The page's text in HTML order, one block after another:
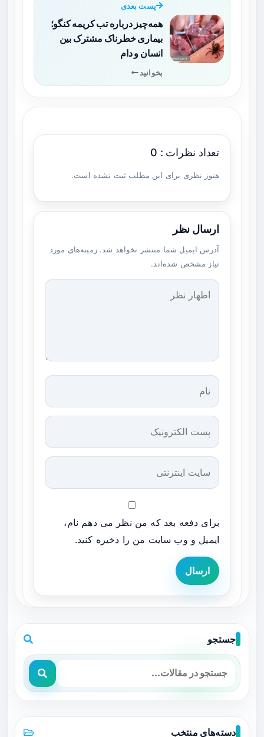
پست بعدی
همه‌چیز درباره تب کریمه کنگو؛
بیماری خطرناک مشترک بین
انسان و دام
بخوانید
تعداد نظرات : 0
هنوز نظری برای این مطلب ثبت نشده است.
ارسال نظر
آدرس ایمیل شما منتشر نخواهد شد. زمینه‌های مورد
نیاز مشخص شده‌اند.
برای دفعه بعد که من نظر می دهم نام،
ایمیل و وب سایت من را ذخیره کنید.
ارسال
جستجو
دسته‌های منتخب